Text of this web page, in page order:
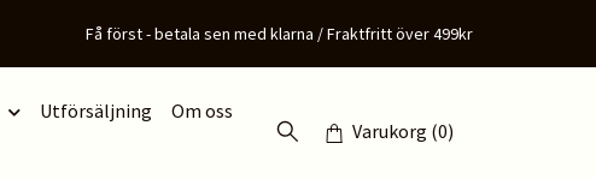
Få först - betala sen med klarna / Fraktfritt över 499kr
Utförsäljning
Om oss
Varukorg (0)